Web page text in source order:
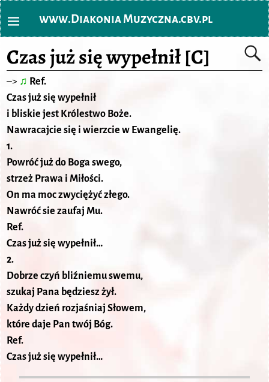
www.Diakonia Muzyczna.cbv.pl
Czas już się wypełnił [C]
–> ♫ Ref.
Czas już się wypełnił
i bliskie jest Królestwo Boże.
Nawracajcie się i wierzcie w Ewangelię.
1.
Powróć już do Boga swego,
strzeż Prawa i Miłości.
On ma moc zwyciężyć złego.
Nawróć sie zaufaj Mu.
Ref.
Czas już się wypełnił…
2.
Dobrze czyń bliźniemu swemu,
szukaj Pana będziesz żył.
Każdy dzień rozjaśniaj Słowem,
które daje Pan twój Bóg.
Ref.
Czas już się wypełnił…